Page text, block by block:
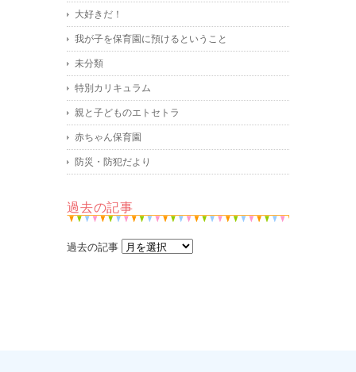
大好きだ！
我が子を保育園に預けるということ
未分類
特別カリキュラム
親と子どものエトセトラ
赤ちゃん保育園
防災・防犯だより
過去の記事
過去の記事